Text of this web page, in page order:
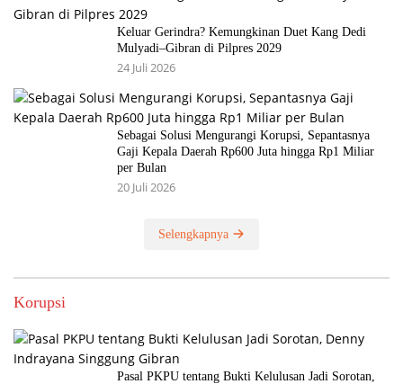
Keluar Gerindra? Kemungkinan Duet Kang Dedi
Mulyadi–Gibran di Pilpres 2029
24 Juli 2026
Sebagai Solusi Mengurangi Korupsi, Sepantasnya
Gaji Kepala Daerah Rp600 Juta hingga Rp1 Miliar
per Bulan
20 Juli 2026
Selengkapnya
Korupsi
Pasal PKPU tentang Bukti Kelulusan Jadi Sorotan,